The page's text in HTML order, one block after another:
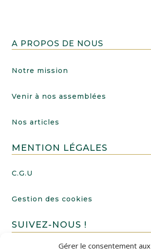
Gérer le consentement aux
A PROPOS DE NOUS
Notre mission
Venir à nos assemblées
Nos articles
MENTION LÉGALES
C.G.U
Gestion des cookies
SUIVEZ-NOUS !